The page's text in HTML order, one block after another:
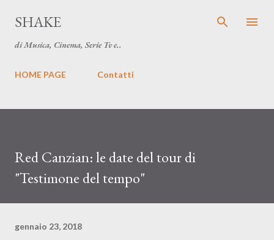
SHAKE
di Musica, Cinema, Serie Tv e..
HOME PAGE Contatti
Red Canzian: le date del tour di
"Testimone del tempo"
gennaio 23, 2018